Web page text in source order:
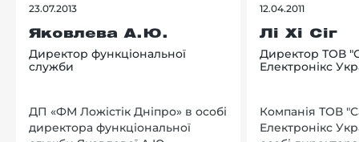
23.07.2013
Яковлева А.Ю.
Директор функціональної
служби
ДП «ФМ Ложістік Дніпро» в особі
директора функціональної
12.04.2011
Лі Хі Сіг
Директор ТОВ
Електронікс
Компанія ТОВ
Електронікс